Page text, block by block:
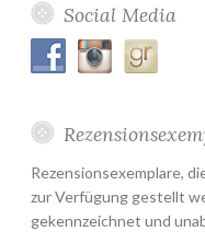
Social Media
Rezensionsexemplare,
zur Verfügung gestellt
gekennzeichnet und